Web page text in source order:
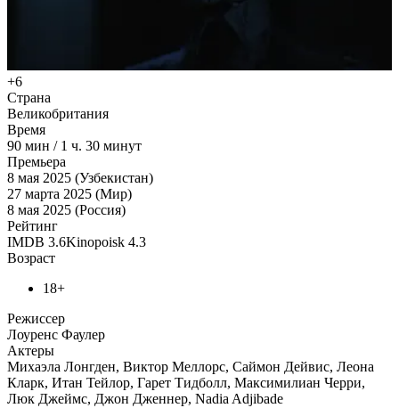
+6
Страна
Великобритания
Время
90 мин / 1 ч. 30 минут
Премьера
8 мая 2025 (Узбекистан)
27 марта 2025 (Мир)
8 мая 2025 (Россия)
Рейтинг
IMDB 3.6Kinopoisk 4.3
Возраст
18+
Режиссер
Лоуренс Фаулер
Актеры
Михаэла Лонгден, Виктор Меллорс, Саймон Дейвис, Леона
Кларк, Итан Тейлор, Гарет Тидболл, Максимилиан Черри,
Люк Джеймс, Джон Дженнер, Nadia Adjibade